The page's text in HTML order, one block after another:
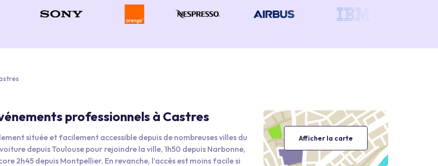
Afficher la carte
professionnels à Castres
située et facilement accessible depuis de nombreuses villes du
depuis Toulouse pour rejoindre la ville, 1h50 depuis Narbonne,
2h45 depuis Montpellier. En revanche, l’accès est moins facile si